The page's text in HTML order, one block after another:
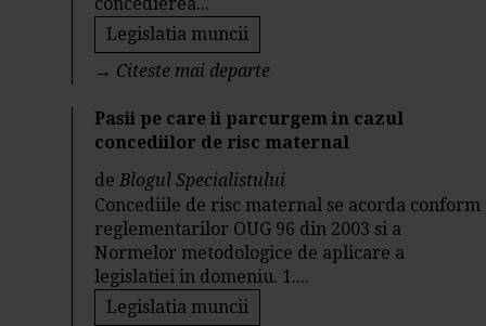
Legislatia muncii
→ Citeste mai departe
Pasii pe care ii parcurgem in cazul
concediilor de risc maternal
deBlogul Specialistului
Concediile de risc maternal se acorda conform
reglementarilor OUG 96 din 2003 si a
Normelor metodologice de aplicare a
legislatiei in domeniu. 1....
Legislatia muncii